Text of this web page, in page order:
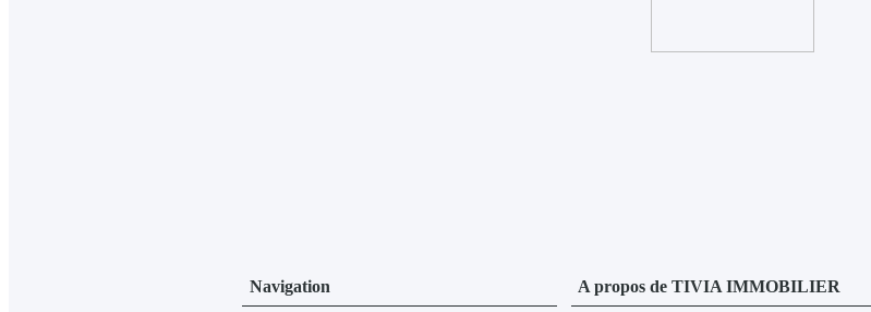
Navigation A propos de TIVIA IMMOBILIER